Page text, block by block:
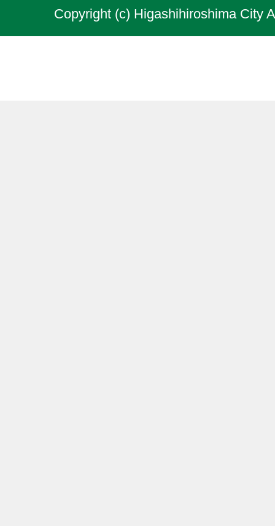
Copyright (c) Higashihiroshima City